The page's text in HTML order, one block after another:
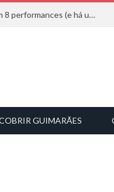
Mucho Flow alarga leque de convidados com 8 performances (e há uma saída)
GUIMARÃES